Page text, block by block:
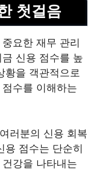
첫걸음
요한 재무 관리
신용 점수를 높
황을 객관적으로
수를 이해하는
러분의 신용 회복
용 점수는 단순히
건강을 나타내는